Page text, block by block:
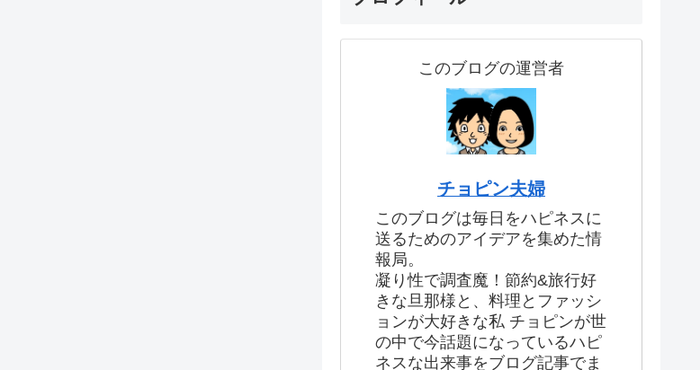
このブログの運営者
チョピン夫婦
このブログは毎日をハピネスに
送るためのアイデアを集めた情
報局。
凝り性で調査魔！節約&旅行好
きな旦那様と、料理とファッシ
ョンが大好きな私 チョピンが世
の中で今話題になっているハピ
ネスな出来事をブログ記事でま